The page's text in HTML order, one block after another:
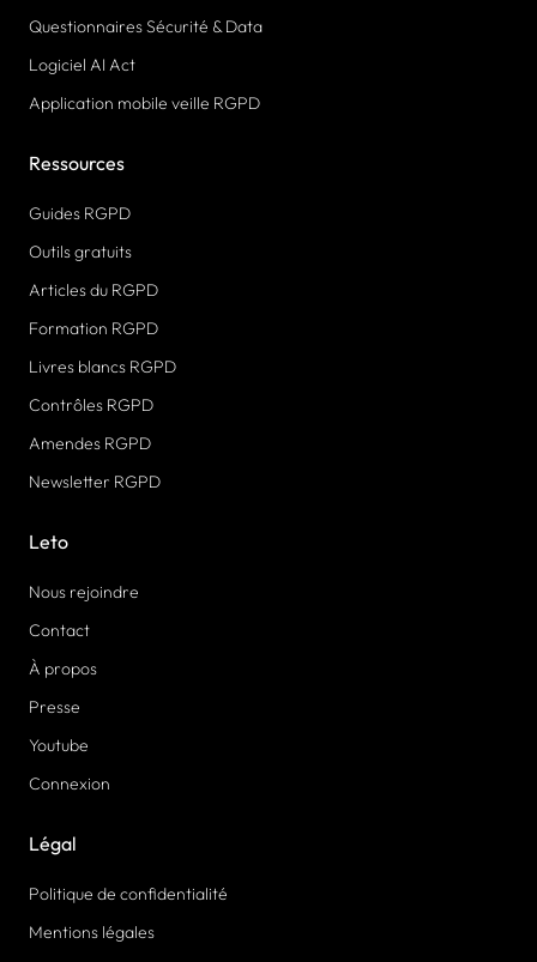
Questionnaires Sécurité & Data
Logiciel AI Act
Application mobile veille RGPD
Ressources
Guides RGPD
Outils gratuits
Articles du RGPD
Formation RGPD
Livres blancs RGPD
Contrôles RGPD
Amendes RGPD
Newsletter RGPD
Leto
Nous rejoindre
Contact
À propos
Presse
Youtube
Connexion
Légal
Politique de confidentialité
Mentions légales